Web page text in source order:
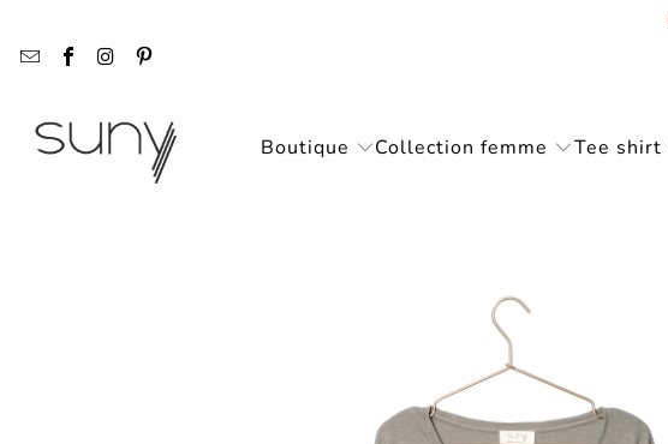
Boutique Collection femme Tee shirt